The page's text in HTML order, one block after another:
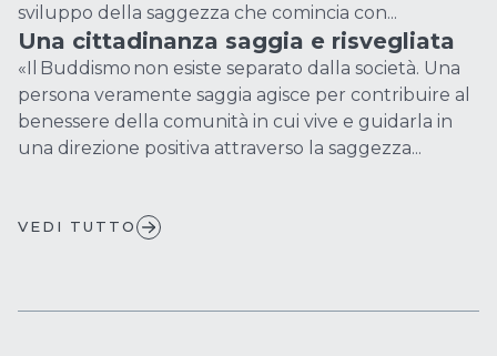
sviluppo della saggezza che comincia con...
Una cittadinanza saggia e risvegliata
«Il Buddismo non esiste separato dalla società. Una
persona veramente saggia agisce per contribuire al
benessere della comunità in cui vive e guidarla in
una direzione positiva attraverso la saggezza...
VEDI TUTTO